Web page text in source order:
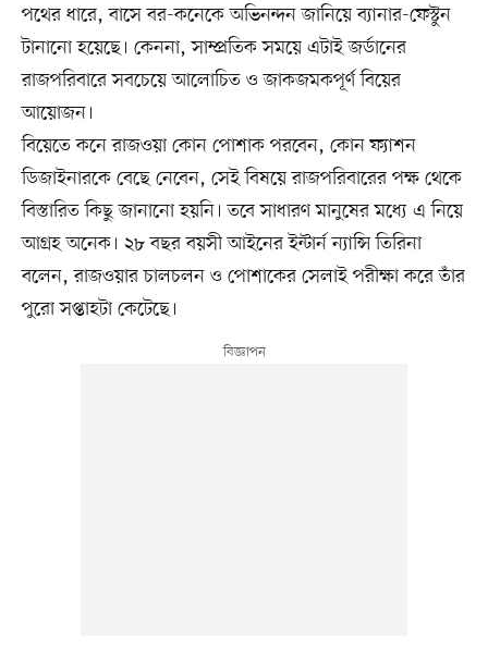
পথের ধারে, বাসে বর-কনেকে অভিনন্দন জানিয়ে ব্যানার-ফেস্টুন
টানানো হয়েছে। কেননা, সাম্প্রতিক সময়ে এটাই জর্ডানের
রাজপরিবারে সবচেয়ে আলোচিত ও জাকজমকপূর্ণ বিয়ের
আয়োজন।
বিয়েতে কনে রাজওয়া কোন পোশাক পরবেন, কোন ফ্যাশন
ডিজাইনারকে বেছে নেবেন, সেই বিষয়ে রাজপরিবারের পক্ষ থেকে
বিস্তারিত কিছু জানানো হয়নি। তবে সাধারণ মানুষের মধ্যে এ নিয়ে
আগ্রহ অনেক। ২৮ বছর বয়সী আইনের ইন্টার্ন ন্যান্সি তিরিনা
বলেন, রাজওয়ার চালচলন ও পোশাকের সেলাই পরীক্ষা করে তাঁর
পুরো সপ্তাহটা কেটেছে।